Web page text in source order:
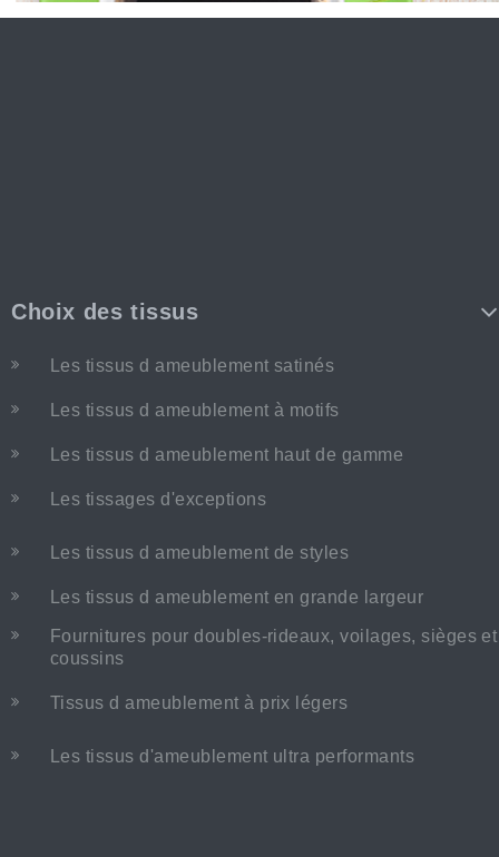
Choix des tissus
Les tissus d ameublement satinés
Les tissus d ameublement à motifs
Les tissus d ameublement haut de gamme
Les tissages d'exceptions
Les tissus d ameublement de styles
Les tissus d ameublement en grande largeur
Fournitures pour doubles-rideaux, voilages, sièges et
coussins
Tissus d ameublement à prix légers
Les tissus d'ameublement ultra performants